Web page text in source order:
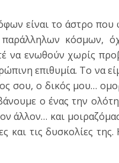
είναι το άστρο που
παράλληλων κόσμων,
να ενωθούν χωρίς
επιθυμία. Το να
σου, ο δικός μου…
ο ένας την
άλλον… και
και τις δυσκολίες